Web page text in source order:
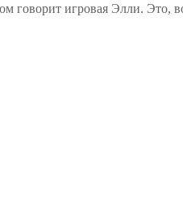
говорит игровая Элли.